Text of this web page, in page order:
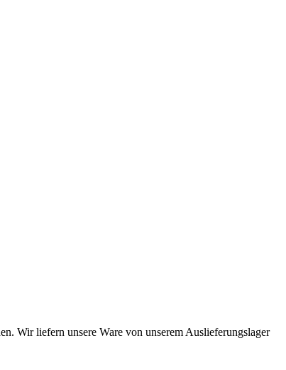
Wir liefern unsere Ware von unserem Auslieferungslager